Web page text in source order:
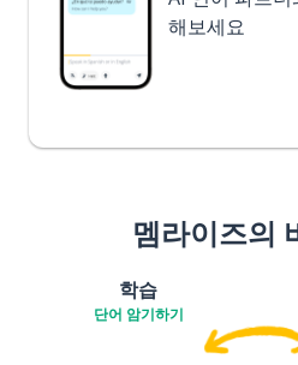
해보세요
멤라이즈의
학습
단어 암기하기